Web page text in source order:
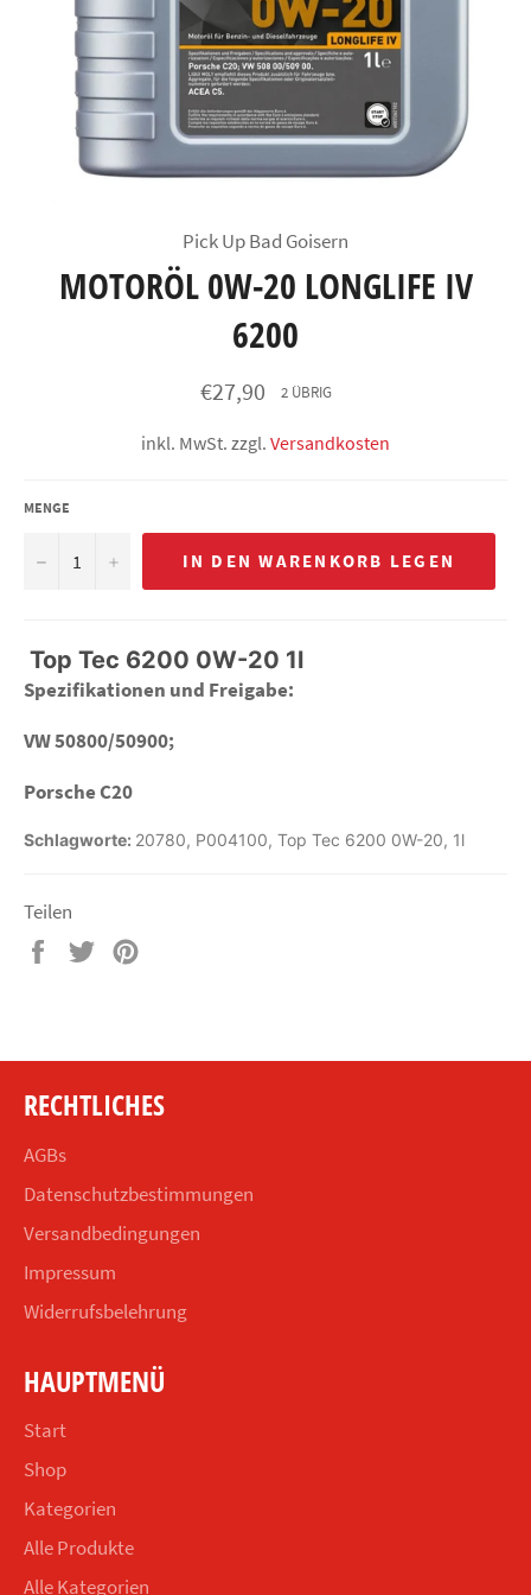
Pick Up Bad Goisern
MOTORÖL 0W-20 LONGLIFE IV
6200
Normaler
Preis
€27,90 2 ÜBRIG
inkl. MwSt. zzgl. Versandkosten
MENGE
− + IN DEN WARENKORB LEGEN
Top Tec 6200 0W-20 1l
Spezifikationen und Freigabe:
VW 50800/50900;
Porsche C20
Schlagworte: 20780, P004100, Top Tec 6200 0W-20, 1l
Teilen
Auf
Auf
RECHTLICHES
AGBs
Datenschutzbestimmungen
Versandbedingungen
Impressum
Widerrufsbelehrung
HAUPTMENÜ
Start
Shop
Kategorien
Alle Produkte
Alle Kategorien